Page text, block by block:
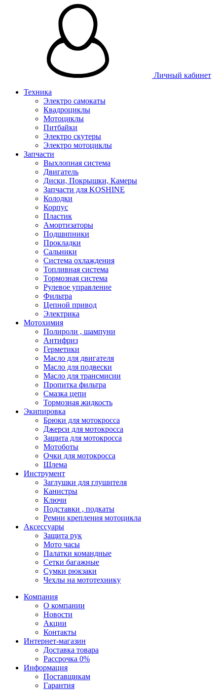
Личный кабинет
Техника
Электро самокаты
Квадроциклы
Мотоциклы
Питбайки
Электро скутеры
Электро мотоциклы
Запчасти
Выхлопная система
Двигатель
Диски, Покрышки, Камеры
Запчасти для KOSHINE
Колодки
Корпус
Пластик
Амортизаторы
Подшипники
Прокладки
Сальники
Система охлаждения
Топливная система
Тормозная система
Рулевое управление
Фильтра
Цепной привод
Электрика
Мотохимия
Полироли , шампуни
Антифриз
Герметики
Масло для двигателя
Масло для подвески
Масло для трансмисии
Пропитка фильтра
Смазка цепи
Тормозная жидкость
Экипировка
Брюки для мотокросса
Джерси для мотокросса
Защита для мотокросса
Мотоботы
Очки для мотокросса
Шлема
Инструмент
Заглушки для глушителя
Канистры
Ключи
Подставки , подкаты
Ремни крепления мотоцикла
Аксессуары
Защита рук
Мото часы
Палатки командные
Сетки багажные
Сумки рюкзаки
Чехлы на мототехнику
Компания
О компании
Новости
Акции
Контакты
Интернет-магазин
Доставка товара
Рассрочка 0%
Информация
Поставщикам
Гарантия